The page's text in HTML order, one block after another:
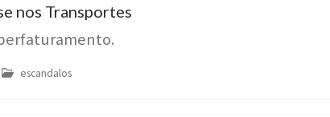
nos Transportes
escandalos